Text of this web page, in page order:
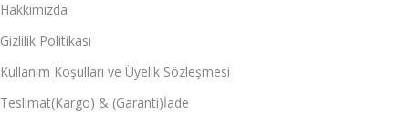
Hakkımızda
Gizlilik Politikası
Kullanım Koşulları ve Üyelik Sözleşmesi
Teslimat(Kargo) & (Garanti)İade